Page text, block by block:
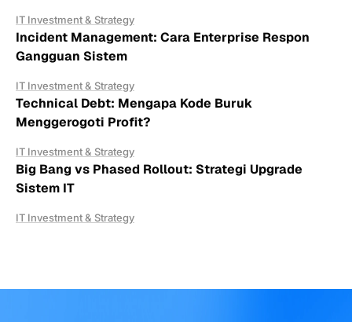
IT Investment & Strategy
Incident Management: Cara Enterprise Respon
Gangguan Sistem
IT Investment & Strategy
Technical Debt: Mengapa Kode Buruk
Menggerogoti Profit?
IT Investment & Strategy
Big Bang vs Phased Rollout: Strategi Upgrade
Sistem IT
IT Investment & Strategy